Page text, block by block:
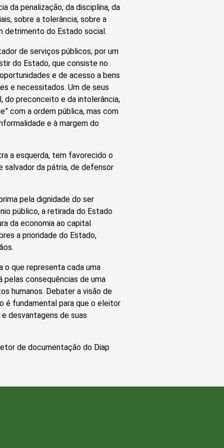
da penalização, da disciplina, da
sobre a tolerância, sobre a
detrimento do Estado social.
de serviços públicos, por um
do Estado, que consiste no
e de acesso a bens
e necessitados. Um de seus
do preconceito e da intolerância,
com a ordem pública, mas com
e à margem do
a esquerda, tem favorecido o
salvador da pátria, de defensor
pela dignidade do ser
público, a retirada do Estado
da economia ao capital
a prioridade do Estado,
o que representa cada uma
pelas consequências de uma
humanos. Debater a visão de
é fundamental para que o eleitor
desvantagens de suas
de documentação do Diap